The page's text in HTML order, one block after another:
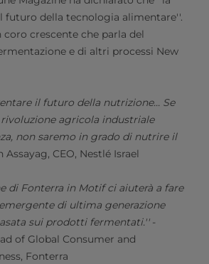
futuro della tecnologia alimentare''.
coro crescente che parla del
e di altri processi New
il futuro della nutrizione... Se
agricola industriale
non saremo in grado di nutrire il
Assayag, CEO, Nestlé Israel
di Fonterra in Motif ci aiuterà a fare
di ultima generazione
sui prodotti fermentati.'' -
of Global Consumer and
Fonterra